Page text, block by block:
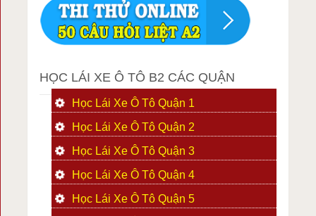
HỌC LÁI XE Ô TÔ B2 CÁC QUẬN
Học Lái Xe Ô Tô Quận 1
Học Lái Xe Ô Tô Quận 2
Học Lái Xe Ô Tô Quận 3
Học Lái Xe Ô Tô Quận 4
Học Lái Xe Ô Tô Quận 5